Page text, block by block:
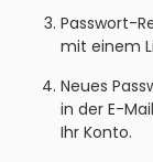
Passwort-
mit einem
Neues
in der E-
Ihr Konto.